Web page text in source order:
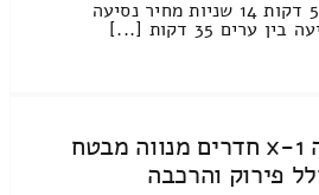
: 1197.98 ₪ / זמן : 53 דקות 14 שניות מחיר נסיעה
מחיר העברת דירה 1-x חדרים מנווה מבטח
פירוק והרכבה